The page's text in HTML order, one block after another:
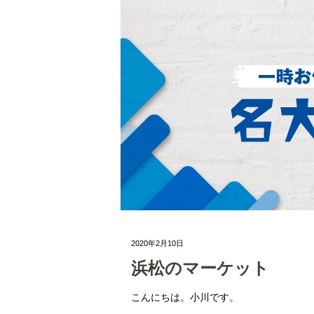
2020年2月10日
浜松のマーケット
こんにちは。小川です。